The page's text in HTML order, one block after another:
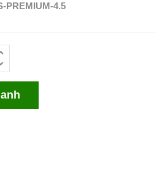
PREMIUM-4.5